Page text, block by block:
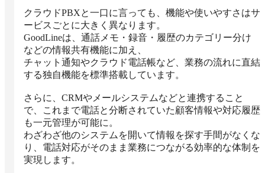
クラウドPBXと一口に言っても、機能や使いやすさはサ
ービスごとに大きく異なります。
GoodLineは、通話メモ・録音・履歴のカテゴリー分け
などの情報共有機能に加え、
チャット通知やクラウド電話帳など、業務の流れに直結
する独自機能を標準搭載しています。
さらに、CRMやメールシステムなどと連携すること
で、これまで電話と分断されていた顧客情報や対応履歴
も一元管理が可能に。
わざわざ他のシステムを開いて情報を探す手間がなくな
り、電話対応がそのまま業務につながる効率的な体制を
実現します。